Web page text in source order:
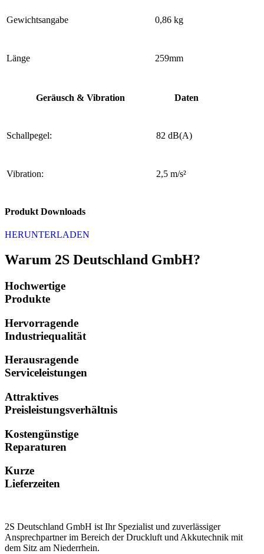
Gewichtsangabe 0,86 kg
Länge 259mm
Geräusch & Vibration Daten
Schallpegel: 82 dB(A)
Vibration: 2,5 m/s²
Produkt Downloads
HERUNTERLADEN
Warum 2S Deutschland GmbH?
Hochwertige
Produkte
Hervorragende
Industriequalität
Herausragende
Serviceleistungen
Attraktives
Preisleistungsverhältnis
Kostengünstige
Reparaturen
Kurze
Lieferzeiten
2S Deutschland GmbH ist Ihr Spezialist und zuverlässiger
Ansprechpartner im Bereich der Druckluft und Akkutechnik mit
dem Sitz am Niederrhein.